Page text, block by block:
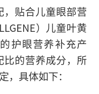
贴合儿童眼部营
）儿童叶黄
护眼营养补充产
的营养成分，所
，具体如下：